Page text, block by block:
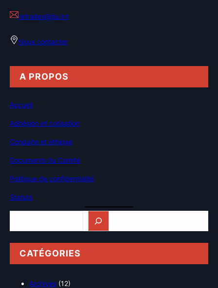
retraites@itu.int
Nous contacter
A PROPOS
Accueil
Adhésion et cotisation
Conduite et éthique
Documents du Comité
Politique de confidentialité
Statuts
CATÉGORIES
Archives (12)